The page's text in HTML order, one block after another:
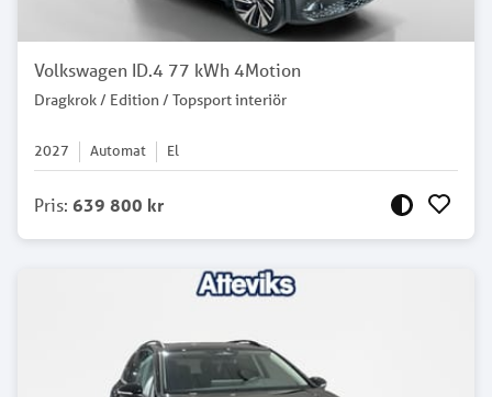
Volkswagen ID.4 77 kWh 4Motion
Dragkrok / Edition / Topsport interiör
2027 Automat El
Pris: 639 800 kr